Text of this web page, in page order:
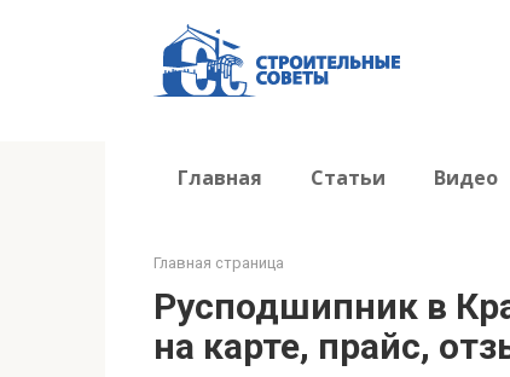
Главная Статьи Видео
Главная страница
Русподшипник в
на карте, прайс,